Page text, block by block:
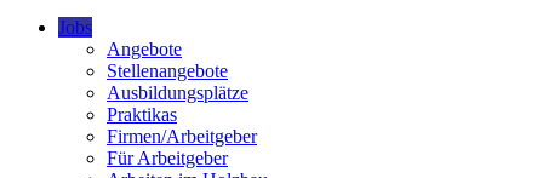
Jobs
Angebote
Stellenangebote
Ausbildungsplätze
Praktikas
Firmen/Arbeitgeber
Für Arbeitgeber